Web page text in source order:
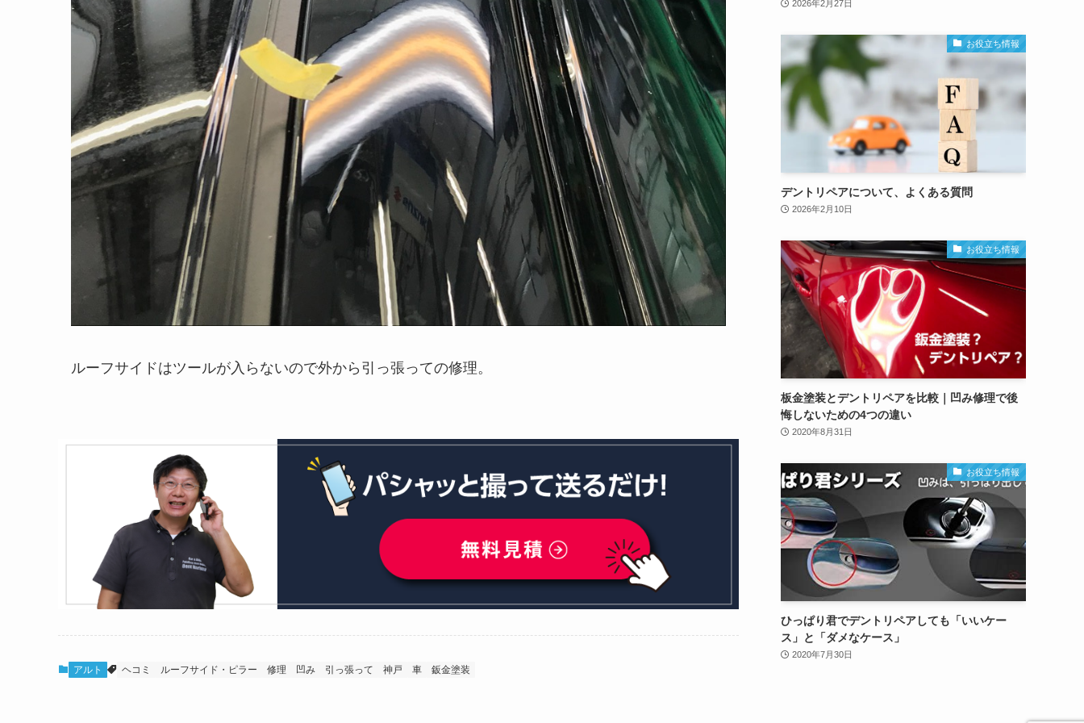
ルーフサイドはツールが入らないので外から引っ張っての修理。
アルト ヘコミ ルーフサイド・ピラー 修理 凹み 引っ張って 神戸 車 鈑金塗装
2026年2月27日
お役立ち情報
デントリペアについて、よくある質問
2026年2月10日
お役立ち情報
板金塗装とデントリペアを比較｜凹み修理で後
悔しないための4つの違い
2020年8月31日
お役立ち情報
ひっぱり君でデントリペアしても「いいケー
ス」と「ダメなケース」
2020年7月30日